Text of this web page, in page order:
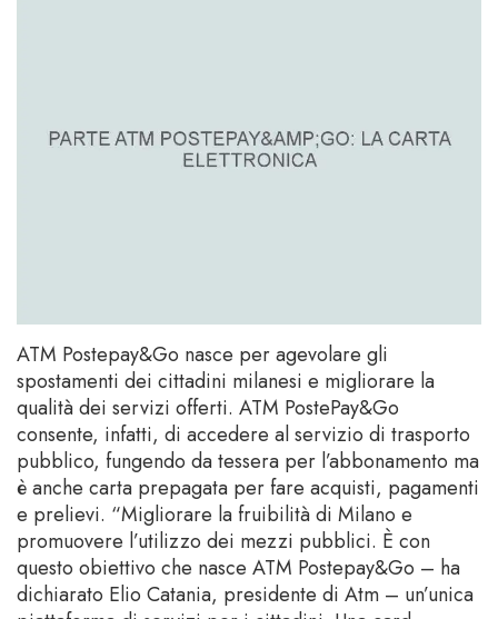
ATM Postepay&Go nasce per agevolare gli
spostamenti dei cittadini milanesi e migliorare la
qualità dei servizi offerti. ATM PostePay&Go
consente, infatti, di accedere al servizio di trasporto
pubblico, fungendo da tessera per l’abbonamento ma
è anche carta prepagata per fare acquisti, pagamenti
e prelievi. “Migliorare la fruibilità di Milano e
promuovere l’utilizzo dei mezzi pubblici. È con
questo obiettivo che nasce ATM Postepay&Go – ha
dichiarato Elio Catania, presidente di Atm – un’unica